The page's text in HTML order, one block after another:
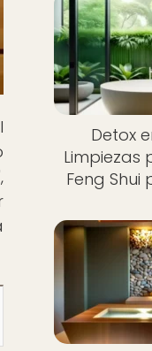
Detox
Limpiezas
Feng